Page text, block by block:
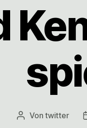
Beitragsautor
Vontwitter